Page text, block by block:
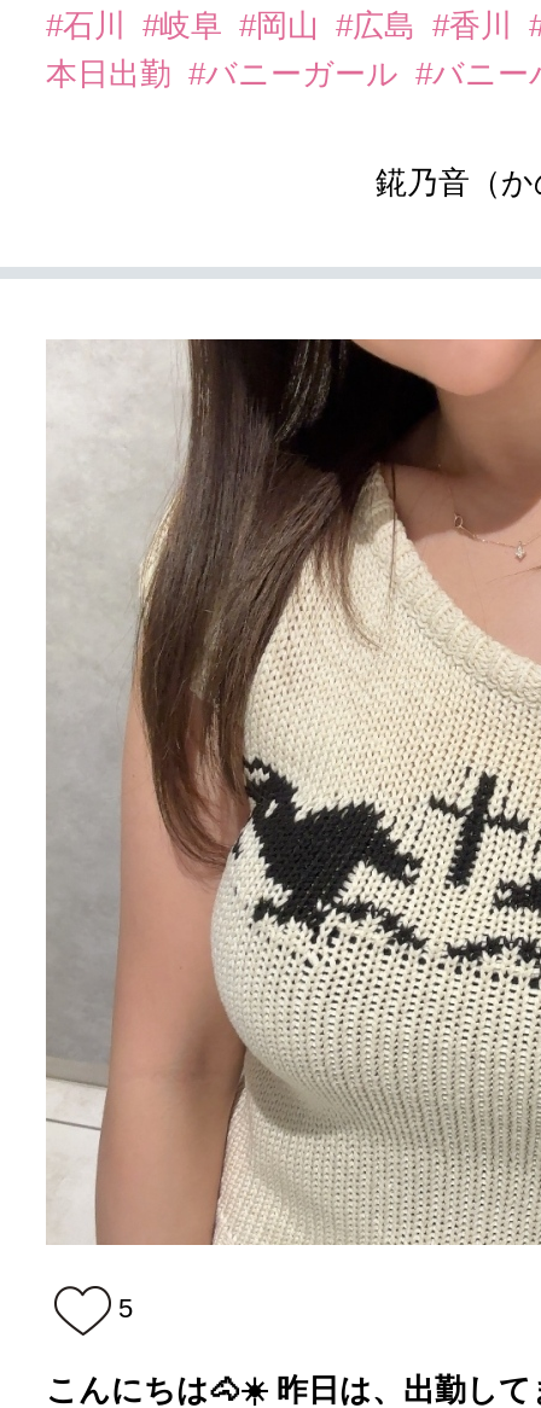
#石川 #岐阜 #岡山 #広島 #香川
本日出勤 #バニーガール #バニ
錵乃音（
5
こんにちは🐴☀️ 昨日は、出勤し